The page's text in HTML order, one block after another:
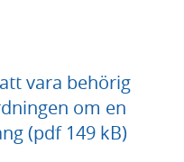
vara behörig
om en
(pdf 149 kB)